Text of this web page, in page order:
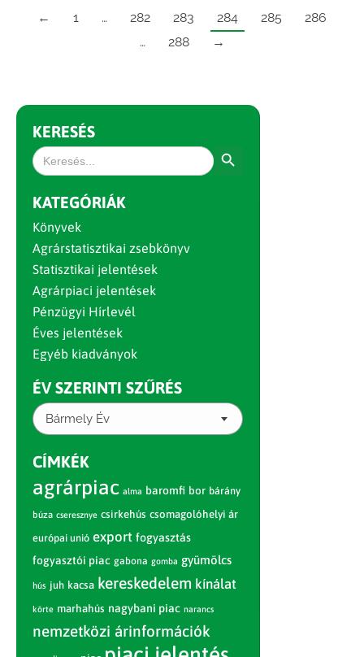
← 1 … 282 283 284 285
286
…
288 →
KERESÉS
Search
for:
KATEGÓRIÁK
Könyvek
Agrárstatisztikai zsebkönyv
Statisztikai jelentések
Agrárpiaci jelentések
Pénzügyi Hírlevél
Éves jelentések
Egyéb kiadványok
ÉV SZERINTI SZŰRÉS
Bármely Év
CÍMKÉK
agrárpiac alma baromfi bor bárány
búza cseresznye csirkehús csomagolóhelyi ár
európai unió export fogyasztás
fogyasztói piac gabona gomba gyümölcs
hús juh kacsa kereskedelem kínálat
körte marhahús nagybani piac narancs
nemzetközi árinformációk